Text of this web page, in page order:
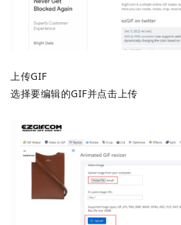
上传GIF
选择要编辑的GIF并点击上传